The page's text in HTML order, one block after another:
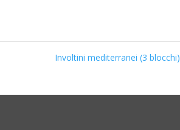
Involtini mediterranei (3 blocchi)